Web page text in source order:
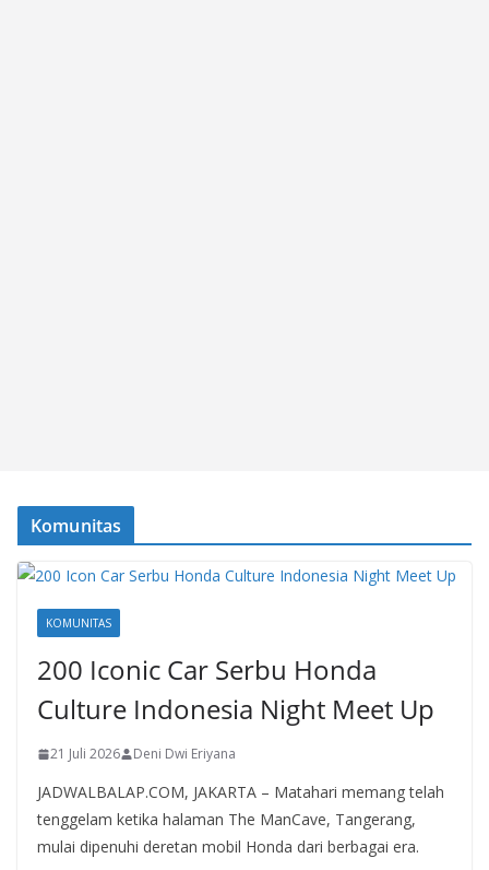
Komunitas
KOMUNITAS
200 Iconic Car Serbu Honda
Culture Indonesia Night Meet Up
21 Juli 2026 Deni Dwi Eriyana
JADWALBALAP.COM, JAKARTA – Matahari memang telah
tenggelam ketika halaman The ManCave, Tangerang,
mulai dipenuhi deretan mobil Honda dari berbagai era.